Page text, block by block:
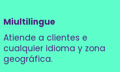
Miultilingue
Atiende a clientes e
cualquier idioma y zona
geográfica.